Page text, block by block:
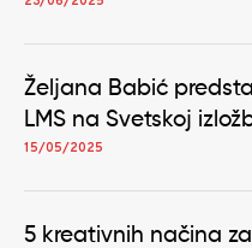
Željana Babić
LMS na Svetskoj
15/05/2025
5 kreativnih načina